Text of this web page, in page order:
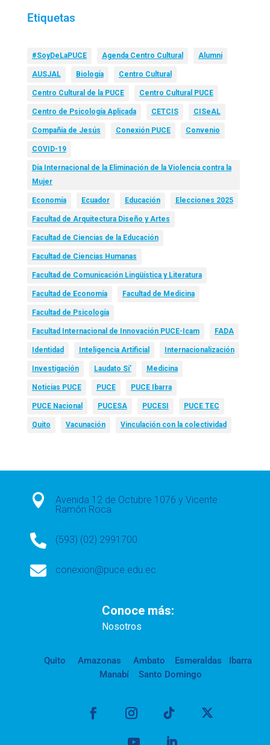
Etiquetas
#SoyDeLaPUCE Agenda Centro Cultural Alumni
AUSJAL Biología Centro Cultural
Centro Cultural de la PUCE Centro Cultural PUCE
Centro de Psicología Aplicada CETCIS CISeAL
Compañía de Jesús Conexión PUCE Convenio
COVID-19
Día Internacional de la Eliminación de la Violencia contra la
Mujer
Economía Ecuador Educación Elecciones 2025
Facultad de Arquitectura Diseño y Artes
Facultad de Ciencias de la Educación
Facultad de Ciencias Humanas
Facultad de Comunicación Lingüística y Literatura
Facultad de Economía Facultad de Medicina
Facultad de Psicología
Facultad Internacional de Innovación PUCE-Icam FADA
Identidad Inteligencia Artificial Internacionalización
Investigación Laudato Si’ Medicina
Noticias PUCE PUCE PUCE Ibarra
PUCE Nacional PUCESA PUCESI PUCE TEC
Quito Vacunación Vinculación con la colectividad

Avenida 12 de Octubre 1076 y Vicente
Ramón Roca
 (593) (02) 2991700
 conexion@puce.edu.ec
Conoce más:
Nosotros
Quito Amazonas Ambato Esmeraldas
Ibarra
Manabí
Santo Domingo